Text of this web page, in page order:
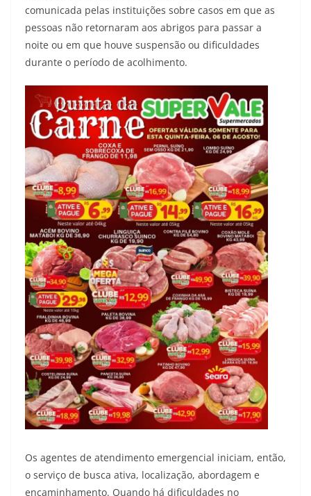
comunicada pelas instituições sobre casos em que as
pessoas não retornaram aos abrigos para passar a
noite ou em que houve suspensão ou dificuldades
durante o período de acolhimento.
Os agentes de atendimento emergencial iniciam, então,
o serviço de busca ativa, localização, abordagem e
encaminhamento. Quando há dificuldades no